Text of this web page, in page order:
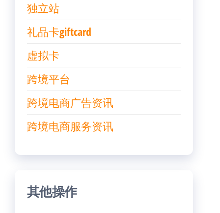
独立站
礼品卡giftcard
虚拟卡
跨境平台
跨境电商广告资讯
跨境电商服务资讯
其他操作